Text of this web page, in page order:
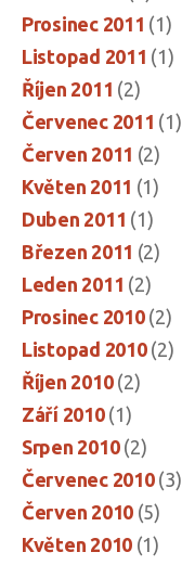
Prosinec 2011 (1)
Listopad 2011 (1)
Říjen 2011 (2)
Červenec 2011 (1)
Červen 2011 (2)
Květen 2011 (1)
Duben 2011 (1)
Březen 2011 (2)
Leden 2011 (2)
Prosinec 2010(2)
Listopad 2010(2)
Říjen 2010(2)
Září 2010(1)
Srpen 2010(2)
Červenec 2010(3)
Červen 2010 (5)
Květen 2010 (1)